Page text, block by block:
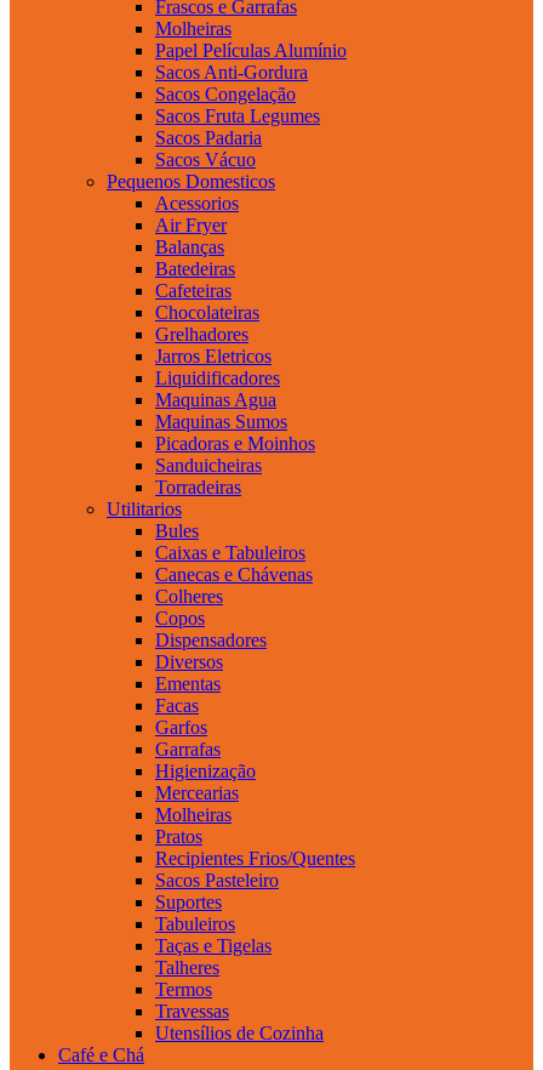
Frascos e Garrafas
Molheiras
Papel Películas Alumínio
Sacos Anti-Gordura
Sacos Congelação
Sacos Fruta Legumes
Sacos Padaria
Sacos Vácuo
Pequenos Domesticos
Acessorios
Air Fryer
Balanças
Batedeiras
Cafeteiras
Chocolateiras
Grelhadores
Jarros Eletricos
Liquidificadores
Maquinas Agua
Maquinas Sumos
Picadoras e Moinhos
Sanduicheiras
Torradeiras
Utilitarios
Bules
Caixas e Tabuleiros
Canecas e Chávenas
Colheres
Copos
Dispensadores
Diversos
Ementas
Facas
Garfos
Garrafas
Higienização
Mercearias
Molheiras
Pratos
Recipientes Frios/Quentes
Sacos Pasteleiro
Suportes
Tabuleiros
Taças e Tigelas
Talheres
Termos
Travessas
Utensílios de Cozinha
Café e Chá